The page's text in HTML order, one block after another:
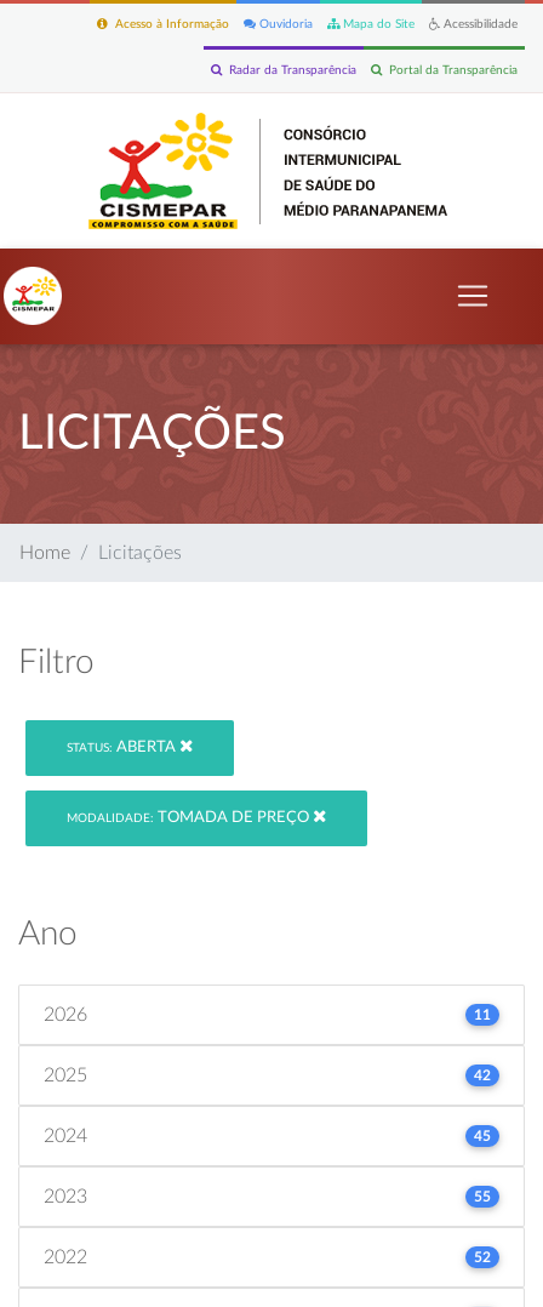
Acessibilidade
Mapa do Site
Ouvidoria
Acesso à Informação
Portal da Transparência
Radar da Transparência
LICITAÇÕES
Home Licitações
Filtro
STATUS: ABERTA
MODALIDADE: TOMADA DE PREÇO
Ano
2026 11
2025 42
2024 45
2023 55
2022 52